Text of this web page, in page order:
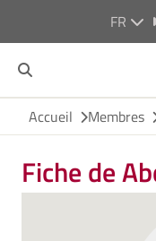
FR
Accueil Membres
Fiche de